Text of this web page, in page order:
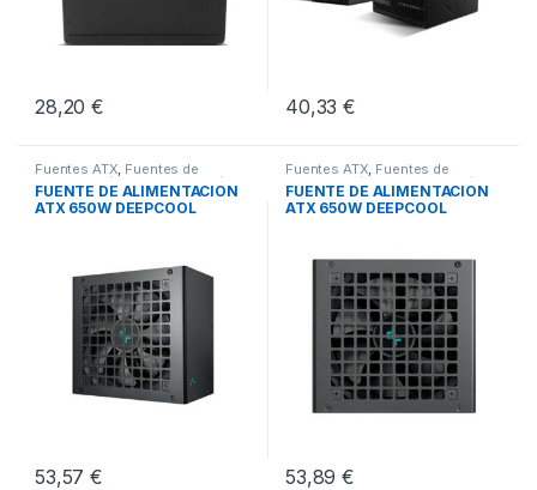
28,20€ 40,33€
Fuentes ATX, Fuentes de
Alimentación , Pcs Integración
FUENTE DE ALIMENTACION
ATX 650W DEEPCOOL
53,57€
Fuentes ATX, Fuentes de
Alimentación , Pcs Integración
FUENTE DE ALIMENTACION
ATX 650W DEEPCOOL
53,89€